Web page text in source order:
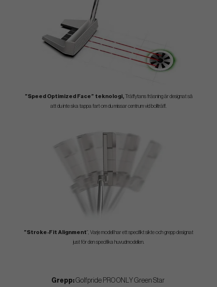
”Speed Optimized Face” teknologi, Träffytans fräsning är designat så
att du inte ska tappa fart om du missar centrum vid bollträff.
”Stroke-Fit Alignment”, Varje modell har ett specifikt sikte och grepp designat
just för den specifika huvudmodellen.
Grepp:Golfpride PRO ONLY Green Star